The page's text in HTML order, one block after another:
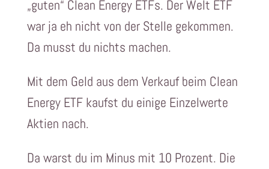
„guten“ Clean Energy ETFs. Der Welt ETF
war ja eh nicht von der Stelle gekommen.
Da musst du nichts machen.
Mit dem Geld aus dem Verkauf beim Clean
Energy ETF kaufst du einige Einzelwerte
Aktien nach.
Da warst du im Minus mit 10 Prozent. Die